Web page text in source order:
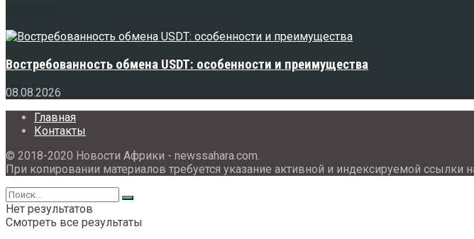
Востребованность обмена USDT: особенности и преимущества
08.08.2026
Главная
Контакты
© 2018-2020 Новости Африки - newssahara.com.
При копировании материалов требуется указание активной и индексируемой ссылки
Нет результатов
Смотреть все результаты